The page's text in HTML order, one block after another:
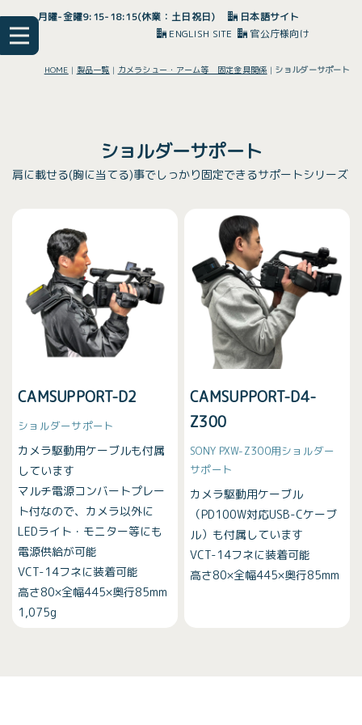
月曜-金曜9:15-18:15(休業：土日祝日)
日本語サイト
ENGLISH SITE
官公庁様向け
HOME | 製品一覧 | カメラシュー・アーム等 固定金具関係 | ショルダーサポート
ショルダーサポート
肩に載せる(胸に当てる)事でしっかり固定できるサポートシリーズ
CAMSUPPORT-D2
ショルダーサポート
カメラ駆動用ケーブルも付属
しています
マルチ電源コンバートプレー
ト付なので、カメラ以外に
LEDライト・モニター等にも
電源供給が可能
VCT-14フネに装着可能
高さ80×全幅445×奥行85mm
1,075g
CAMSUPPORT-D4-
Z300
SONY PXW-Z300用ショルダー
サポート
カメラ駆動用ケーブル
（PD100W対応USB-Cケーブ
ル）も付属しています
VCT-14フネに装着可能
高さ80×全幅445×奥行85mm